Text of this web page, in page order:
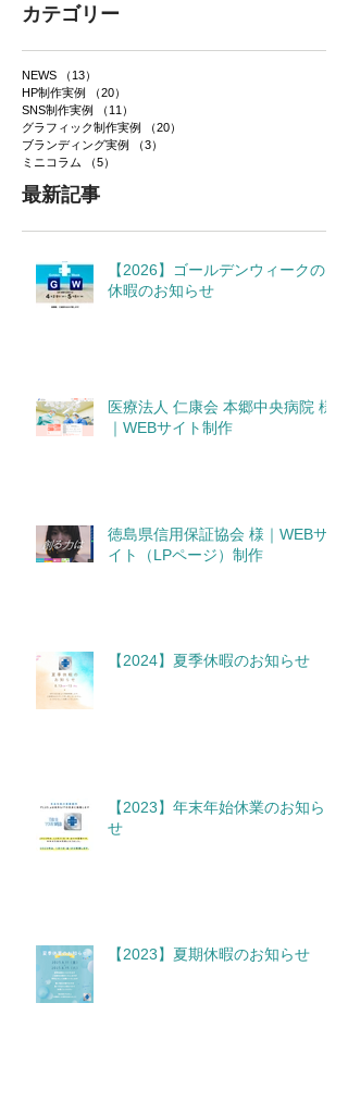
カテゴリー
NEWS （13）
HP制作実例
（20）
SNS制作実例
（11）
グラフィック制作実例
（20）
ブランディング実例
（3）
ミニコラム
（5）
最新記事
【2026】ゴールデンウィークの
休暇のお知らせ
医療法人 仁康会 本郷中央病院 様
｜WEBサイト制作
徳島県信用保証協会 様｜WEBサ
イト（LPページ）制作
【2024】夏季休暇のお知らせ
【2023】年末年始休業のお知ら
せ
【2023】夏期休暇のお知らせ